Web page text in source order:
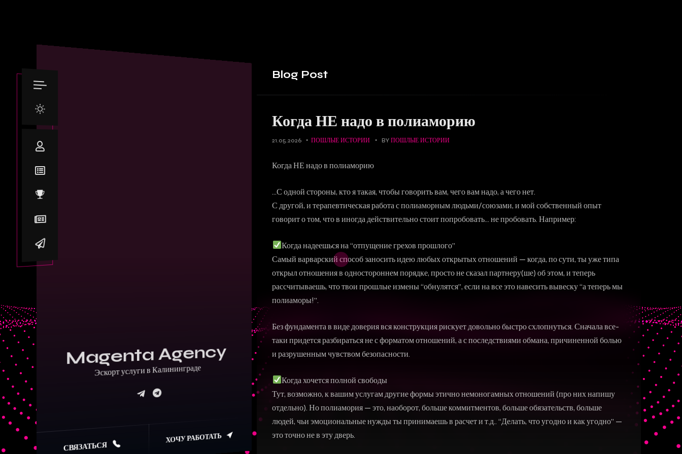
Magenta Agency
Эскорт услуги в Калининграде
СВЯЗАТЬСЯ
ХОЧУ РАБОТАТЬ
Blog Post
Когда НЕ надо в полиаморию
21.05.2026 ПОШЛЫЕ ИСТОРИИ BYПОШЛЫЕ ИСТОРИИ
Когда НЕ надо в полиаморию
…С одной стороны, кто я такая, чтобы говорить вам, чего вам надо, а чего нет.
С другой, и терапевтическая работа с полиаморным людьми/союзами, и мой собственный опыт
говорит о том, что в иногда действительно стоит попробовать… не пробовать. Например:
Когда надеешься на “отпущение грехов прошлого”
Самый варварский способ заносить идею любых открытых отношений — когда, по сути, ты уже типа
открыл отношения в одностороннем порядке, просто не сказал партнеру(ше) об этом, и теперь
рассчитываешь, что твои прошлые измены “обнулятся”, если на все это навесить вывеску “а теперь мы
полиаморы!”.
Без фундамента в виде доверия вся конструкция рискует довольно быстро схлопнуться. Сначала все-
таки придется разбираться не с форматом отношений, а с последствиями обмана, причиненной болью
и разрушенным чувством безопасности.
Когда хочется полной свободы
Тут, возможно, к вашим услугам другие формы этично немоногамных отношений (про них напишу
отдельно). Но полиамория — это, наоборот, больше коммитментов, больше обязательств, больше
людей, чьи эмоциональные нужды ты принимаешь в расчет и т.д.. “Делать, что угодно и как угодно” —
это точно не в эту дверь.